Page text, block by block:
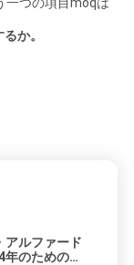
か。
アルファード
のための